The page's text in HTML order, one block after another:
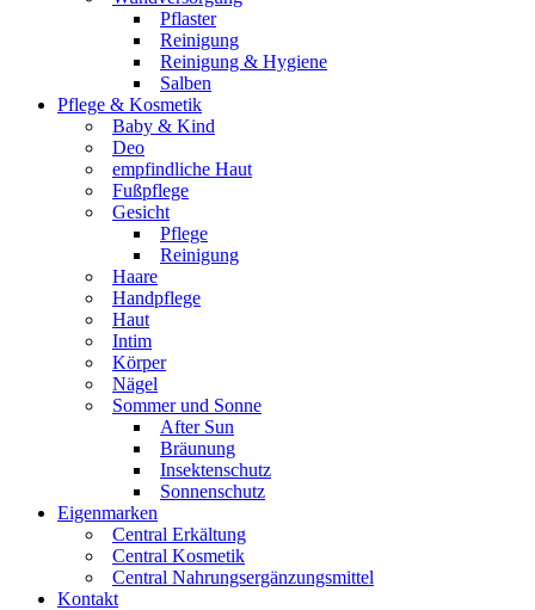
Pflaster
Reinigung
Reinigung & Hygiene
Salben
Pflege & Kosmetik
Baby & Kind
Deo
empfindliche Haut
Fußpflege
Gesicht
Pflege
Reinigung
Haare
Handpflege
Haut
Intim
Körper
Nägel
Sommer und Sonne
After Sun
Bräunung
Insektenschutz
Sonnenschutz
Eigenmarken
Central Erkältung
Central Kosmetik
Central Nahrungsergänzungsmittel
Kontakt